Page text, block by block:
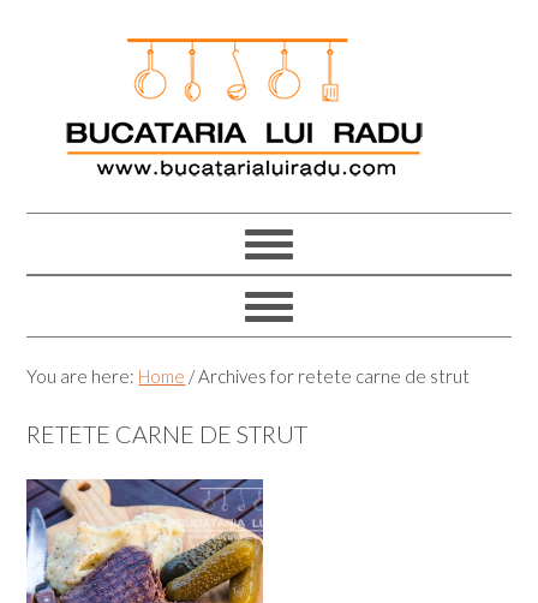
You are here: Home /Archives for retete carne de strut
RETETE CARNE DE STRUT